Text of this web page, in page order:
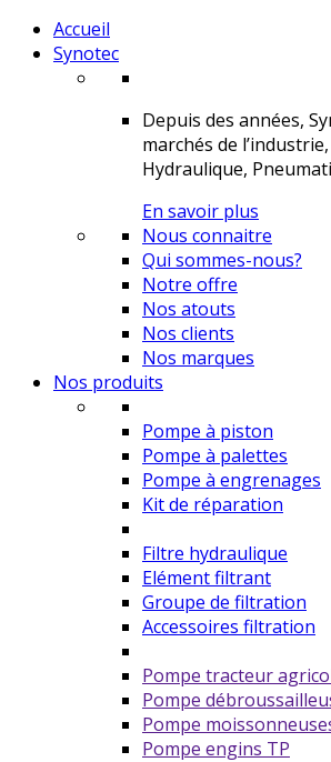
Accueil
Synotec
Depuis des années,
marchés de
Hydraulique,
En savoir plus
Nous connaitre
Qui sommes-nous?
Notre offre
Nos atouts
Nos clients
Nos marques
Nos produits
Pompe à piston
Pompe à palettes
Pompe à engrenages
Kit de réparation
Filtre hydraulique
Elément filtrant
Groupe de filtration
Accessoires filtration
Pompe tracteur
Pompe
Pompe
Pompe engins TP